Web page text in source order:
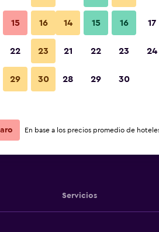
Ver oferta
Servicios
15 16
22 23
29 30
14 15 16 17
21 22 23 24
28 29 30
En base a los precios promedio de